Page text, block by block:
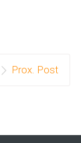
Prox. Post